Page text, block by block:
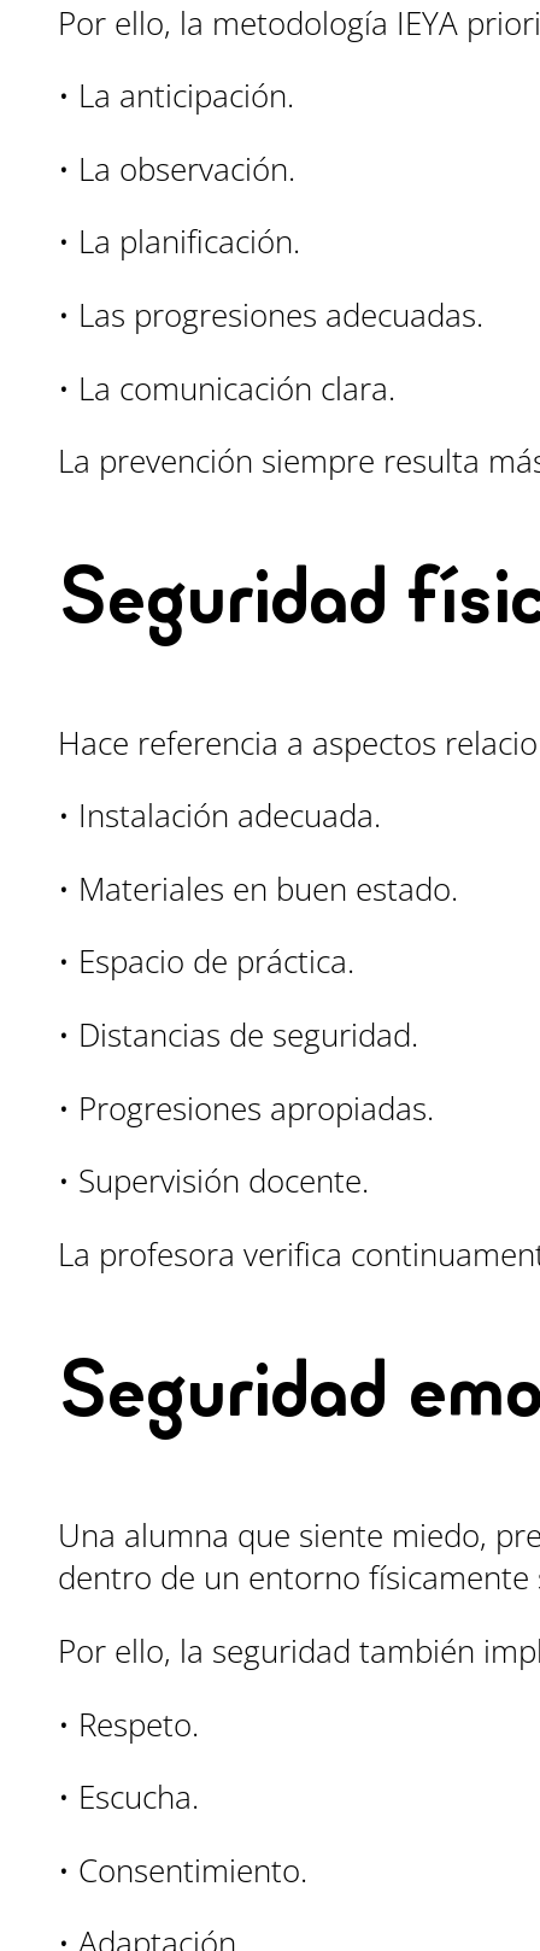
Por ello, la metodología IEYA
• La anticipación.
• La observación.
• La planificación.
• Las progresiones adecuadas.
• La comunicación clara.
La prevención siempre resulta
Seguridad
Hace referencia a aspectos
• Instalación adecuada.
• Materiales en buen estado.
• Espacio de práctica.
• Distancias de seguridad.
• Progresiones apropiadas.
• Supervisión docente.
La profesora verifica
Seguridad
Una alumna que siente miedo,
dentro de un entorno físicamente
Por ello, la seguridad también
• Respeto.
• Escucha.
• Consentimiento.